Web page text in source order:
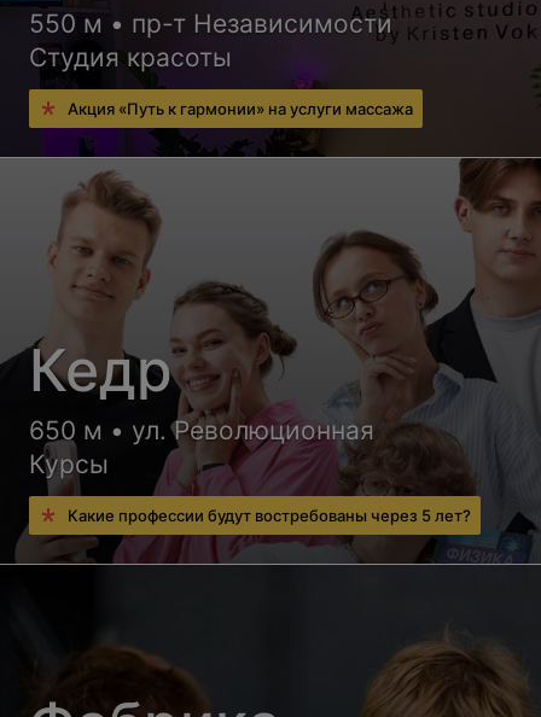
550 м • пр-т Независимости
Студия красоты
Акция «Путь к гармонии» на услуги массажа
Кедр
650 м • ул. Революционная
Курсы
Какие профессии будут востребованы через 5 лет?